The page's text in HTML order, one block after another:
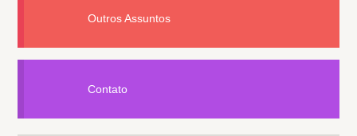
Outros Assuntos
Contato